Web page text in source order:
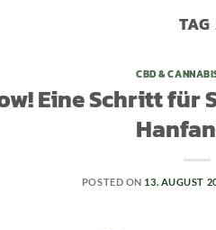
CBD &
Eine Schritt
POSTED ON 13. AUGUST